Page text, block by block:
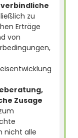
zu
Erträge
von
Zusage
nicht alle